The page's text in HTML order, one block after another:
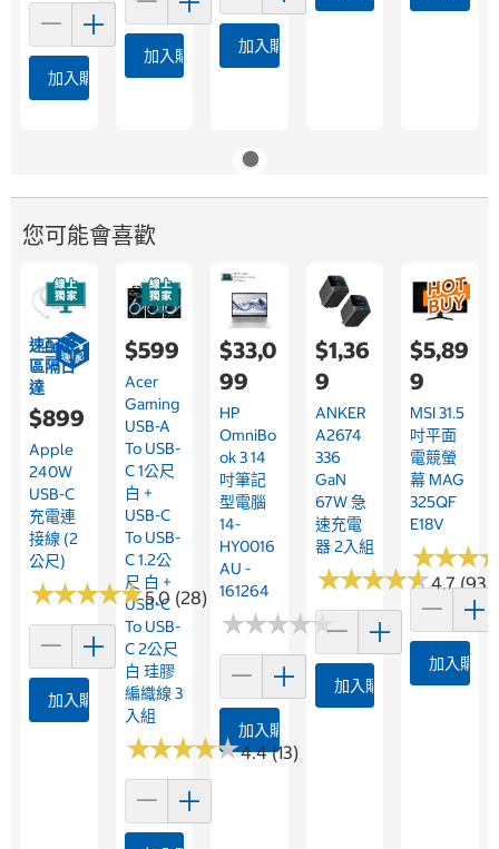
加入購物車
加入購物車 加入購物車
您可能會喜歡
速配限
區隔日
達
$899
Apple
240W
USB-C
充電連
接線 (2
公尺)
★★★★★
★★★★★5.0 (28)
加入購物車
$599
Acer
Gaming
USB-A
To USB-
C 1公尺
白 +
USB-C
To USB-
C 1.2公
尺 白 +
USB-C
To USB-
C 2公尺
白 珪膠
編織線 3
入組
★★★★★
★★★★★4.4 (13)
$33,0
99
HP
OmniBo
Ok 3 14
吋筆記
型電腦
14-
HY0016
AU -
161264
★★★★★
★★★★★
加入購物車
$1,36
9
ANKER
A2674
336
GaN
67W 急
速充電
器 2入組
★★★★★
★★★★★4.7 (93)
加入購物車
$5,89
9
MSI 31.5
吋平面
電競螢
幕 MAG
325QF
E18V
★★★
★★★
加入購物